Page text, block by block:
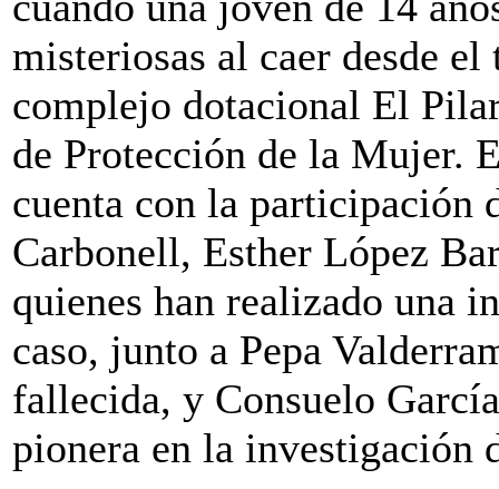
misteriosas al caer desde
complejo dotacional El
de Protección de la Mujer.
cuenta con la participación
Carbonell, Esther López
quienes han realizado una
caso, junto a Pepa
fallecida, y Consuelo
pionera en la investigación